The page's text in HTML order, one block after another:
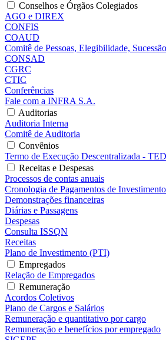
Conselhos e Órgãos Colegiados
AGO e DIREX
CONFIS
COAUD
Comitê de Pessoas, Elegibilidade,
CONSAD
CGRC
CTIC
Conferências
Fale com a INFRA S.A.
Auditorias
Auditoria Interna
Comitê de Auditoria
Convênios
Termo de Execução Descentralizada - TED
Receitas e Despesas
Processos de contas anuais
Cronologia de Pagamentos de Investimento
Demonstrações financeiras
Diárias e Passagens
Despesas
Consulta ISSQN
Receitas
Plano de Investimento (PTI)
Empregados
Relação de Empregados
Remuneração
Acordos Coletivos
Plano de Cargos e Salários
Remuneração e quantitativo por cargo
Remuneração e benefícios por empregado